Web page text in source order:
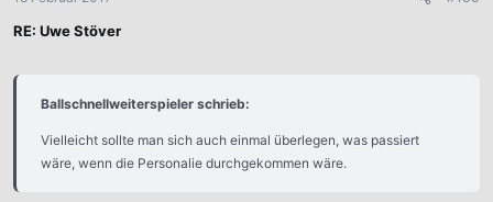
RE: Uwe Stöver
Ballschnellweiterspieler schrieb:
Vielleicht sollte man sich auch einmal überlegen, was passiert
wäre, wenn die Personalie durchgekommen wäre.